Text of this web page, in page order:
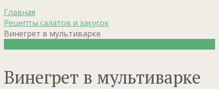
Главная
Рецепты салатов и закусок
Винегрет в мультиварке
Винегрет в мультиварке